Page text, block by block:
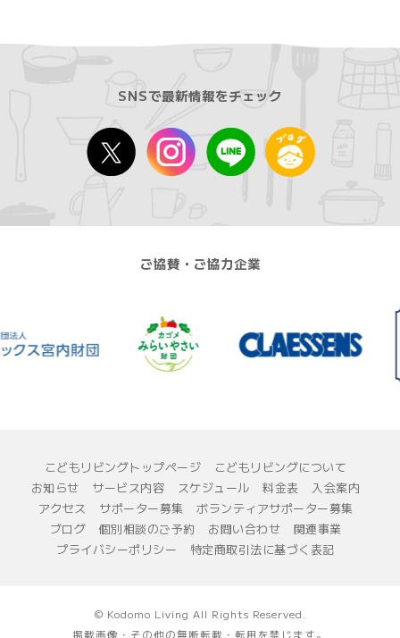
SNSで最新情報をチェック
ご協賛・ご協力企業
こどもリビングトップページ
こどもリビングについて
お知らせ
サービス内容 スケジュール 料金表
入会案内
アクセス
サポーター募集
ボランティアサポーター募集
ブログ
個別相談のご予約 お問い合わせ
関連事業
プライバシーポリシー
特定商取引法に基づく表記
© Kodomo Living All Rights Reserved.
掲載画像・その他の無断転載・転用を禁じます。